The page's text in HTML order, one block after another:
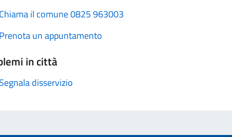
Chiama il comune 0825 963003
Prenota un appuntamento
in città
Segnala disservizio